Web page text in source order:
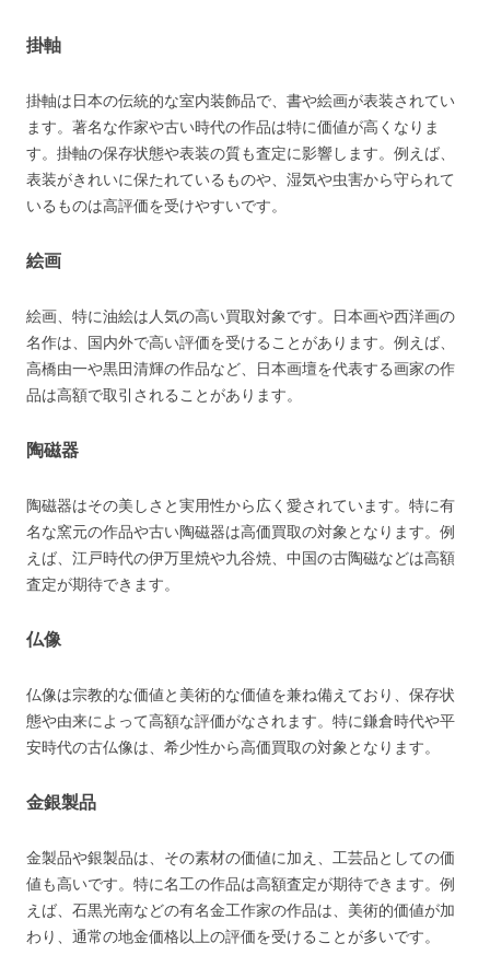
掛軸
掛軸は日本の伝統的な室内装飾品で、書や絵画が表装されてい
ます。著名な作家や古い時代の作品は特に価値が高くなりま
す。掛軸の保存状態や表装の質も査定に影響します。例えば、
表装がきれいに保たれているものや、湿気や虫害から守られて
いるものは高評価を受けやすいです​​。
絵画
絵画、特に油絵は人気の高い買取対象です。日本画や西洋画の
名作は、国内外で高い評価を受けることがあります。例えば、
高橋由一や黒田清輝の作品など、日本画壇を代表する画家の作
品は高額で取引されることがあります​​。
陶磁器
陶磁器はその美しさと実用性から広く愛されています。特に有
名な窯元の作品や古い陶磁器は高価買取の対象となります。例
えば、江戸時代の伊万里焼や九谷焼、中国の古陶磁などは高額
査定が期待できます​​。
仏像
仏像は宗教的な価値と美術的な価値を兼ね備えており、保存状
態や由来によって高額な評価がなされます。特に鎌倉時代や平
安時代の古仏像は、希少性から高価買取の対象となります。
金銀製品
金製品や銀製品は、その素材の価値に加え、工芸品としての価
値も高いです。特に名工の作品は高額査定が期待できます。例
えば、石黒光南などの有名金工作家の作品は、美術的価値が加
わり、通常の地金価格以上の評価を受けることが多いです​​​​。